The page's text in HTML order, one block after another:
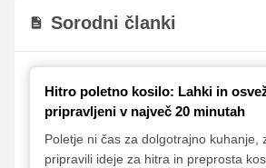
Sorodni članki
Hitro poletno kosilo: Lahki in
pripravljeni v največ 20 minutah
Poletje ni čas za dolgotrajno kuhanje,
pripravili ideje za hitra in preprosta